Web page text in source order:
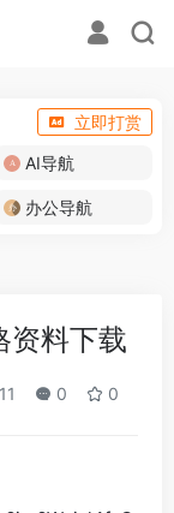
立即打赏
AI导航
办公导航
资料下载
0 0